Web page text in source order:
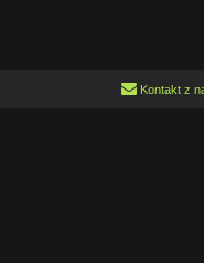
Kontakt z